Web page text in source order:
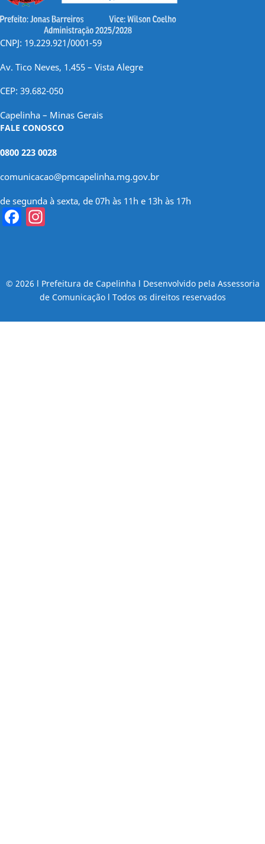
CNPJ: 19.229.921/0001-59
Av. Tico Neves, 1.455 – Vista Alegre
CEP: 39.682-050
Capelinha – Minas Gerais
FALE CONOSCO
0800 223 0028
comunicacao@pmcapelinha.mg.gov.br
de segunda à sexta, de 07h às 11h e 13h às 17h
Facebook
© 2026 l Prefeitura de Capelinha l Desenvolvido pela Assessoria
de Comunicação l Todos os direitos reservados